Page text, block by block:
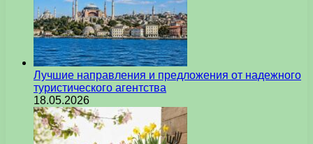
Лучшие направления и предложения от надежного
туристического агентства
18.05.2026